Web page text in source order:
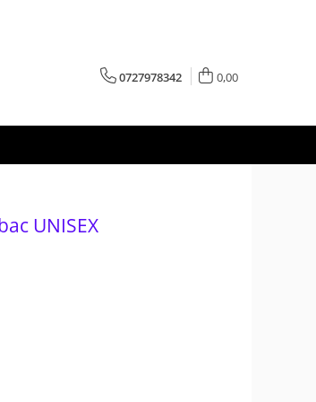
0727978342 0,00
UNISEX